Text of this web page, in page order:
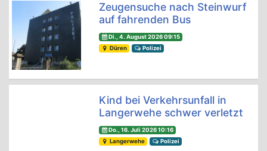
Zeugensuche nach Steinwurf
auf fahrenden Bus
Di., 4. August 2026 09:15
Düren
Polizei
Kind bei Verkehrsunfall in
Langerwehe schwer verletzt
Do., 16. Juli 2026 10:16
Langerwehe
Polizei